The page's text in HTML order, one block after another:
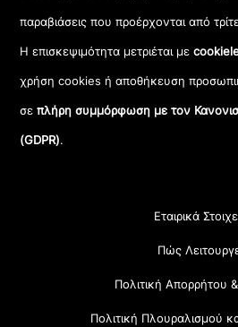
παραβιάσεις που προέρχονται από
Η επισκεψιμότητα μετριέται με
χρήση cookies ή αποθήκευση
σεπλήρη συμμόρφωση με τον
(GDPR).
Εταιρικά
Πώς
Πολιτική Απορρήτου
Πολιτική Πλουραλισμού